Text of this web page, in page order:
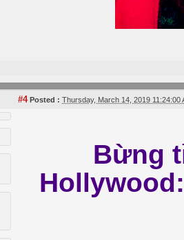
#4Posted : Thursday, March 14, 2019 11:24:00
Bừng